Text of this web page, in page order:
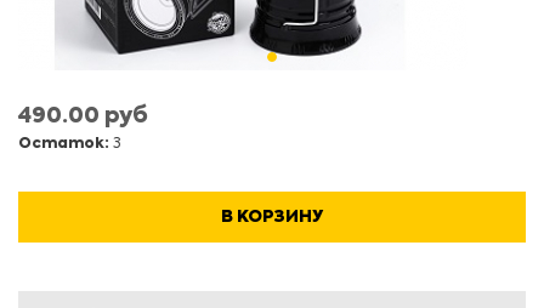
490.00 руб
Остаток: 3
В КОРЗИНУ